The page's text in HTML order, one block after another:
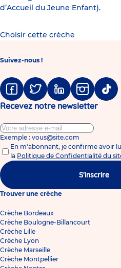
d’Accueil du Jeune Enfant).
Choisir cette crèche
Suivez-nous !
FacebookTwitter LinkedinInstagramTiktok
Recevez notre newsletter
Exemple : vous@site.com
En m'abonnant, je confirme avoir
la Politique de Confidentialité du
S'inscrire
Trouver une crèche
Crèche Bordeaux
Crèche Boulogne-Billancourt
Crèche Lille
Crèche Lyon
Crèche Marseille
Crèche Montpellier